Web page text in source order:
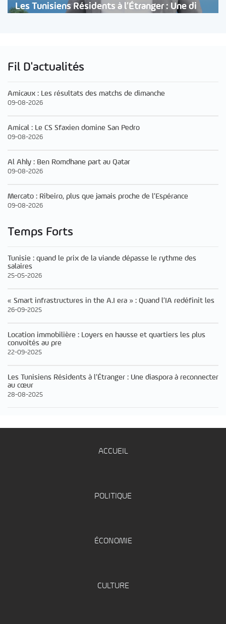
Les Tunisiens Résidents à l’Étranger : Une di
Fil D'actualités
Amicaux : Les résultats des matchs de dimanche
09-08-2026
Amical : Le CS Sfaxien domine San Pedro
09-08-2026
Al Ahly : Ben Romdhane part au Qatar
09-08-2026
Mercato : Ribeiro, plus que jamais proche de l’Espérance
09-08-2026
Temps Forts
Tunisie : quand le prix de la viande dépasse le rythme des
salaires
25-05-2026
« Smart infrastructures in the A.I era » : Quand l’IA redéfinit les
26-09-2025
Location immobilière : Loyers en hausse et quartiers les plus
convoités au pre
22-09-2025
Les Tunisiens Résidents à l’Étranger : Une diaspora à reconnecter
au cœur
28-08-2025
ACCUEIL
POLITIQUE
ÉCONOMIE
CULTURE